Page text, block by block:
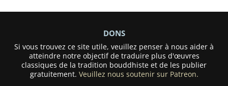
DONS
Si vous trouvez ce site utile, veuillez penser à nous aider à
atteindre notre objectif de traduire plus d'œuvres
classiques de la tradition bouddhiste et de les publier
gratuitement. Veuillez nous soutenir sur Patreon.